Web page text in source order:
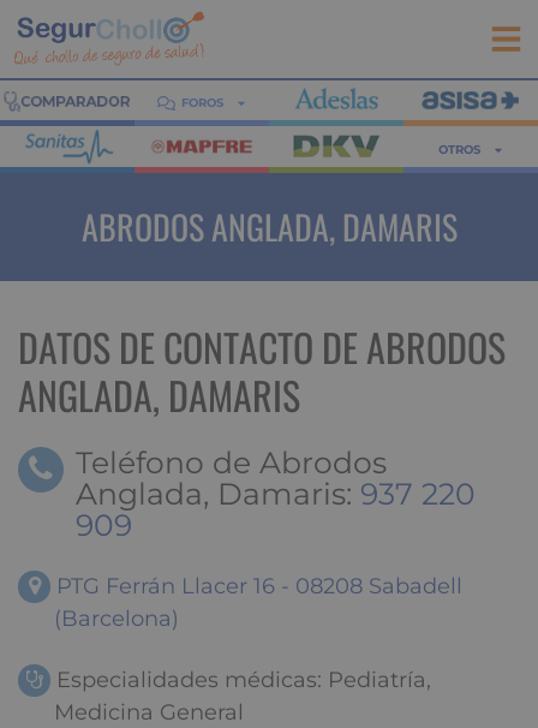
FOROS
OTROS
ABRODOS ANGLADA, DAMARIS
DATOS DE CONTACTO DE ABRODOS
ANGLADA, DAMARIS
Teléfono de Abrodos
Anglada, Damaris: 937 220
909
PTG Ferrán Llacer 16 - 08208 Sabadell
(Barcelona)
Especialidades médicas: Pediatría,
Medicina General